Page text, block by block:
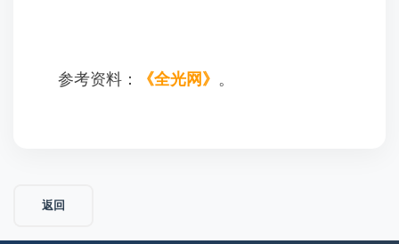
参考资料： 《全光网》 。
返回